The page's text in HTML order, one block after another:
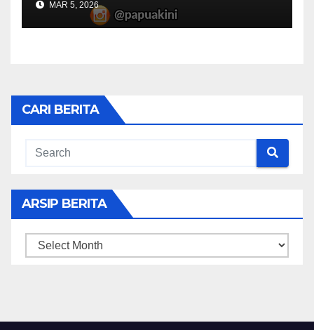
MAR 5, 2026
CARI BERITA
ARSIP BERITA
ARSIP